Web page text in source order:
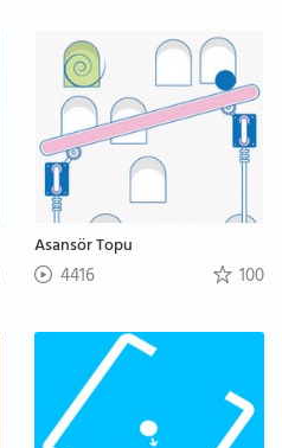
Asansör Topu
4416 100